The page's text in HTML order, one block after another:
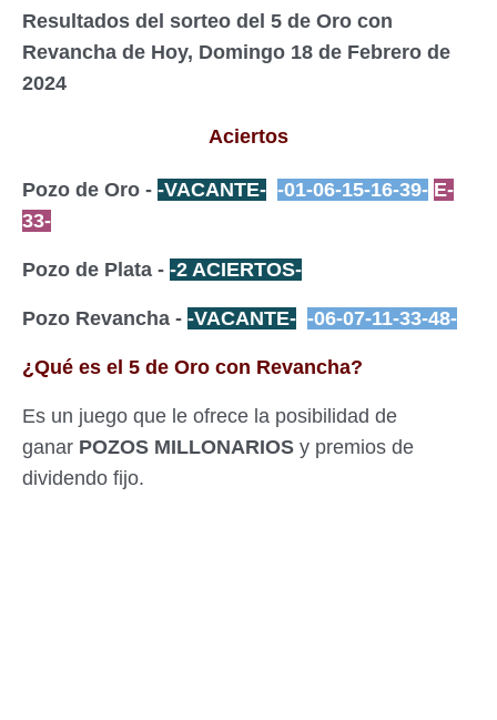
Resultados del sorteo del 5 de Oro con
Revancha de Hoy, Domingo 18 de Febrero de
2024
Aciertos
Pozo de Oro - -VACANTE- -01-06-15-16-39- E-
33-
Pozo de Plata - -2 ACIERTOS-
Pozo Revancha - -VACANTE- -06-07-11-33-48-
¿Qué es el 5 de Oro con Revancha?
Es un juego que le ofrece la posibilidad de
ganar POZOS MILLONARIOS y premios de
dividendo fijo.